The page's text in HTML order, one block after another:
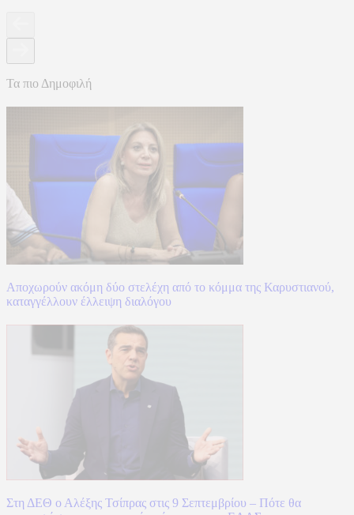
Τα πιο Δημοφιλή
Αποχωρούν ακόμη δύο στελέχη από το κόμμα της Καρυστιανού,
καταγγέλλουν έλλειψη διαλόγου
Στη ΔΕΘ ο Αλέξης Τσίπρας στις 9 Σεπτεμβρίου – Πότε θα